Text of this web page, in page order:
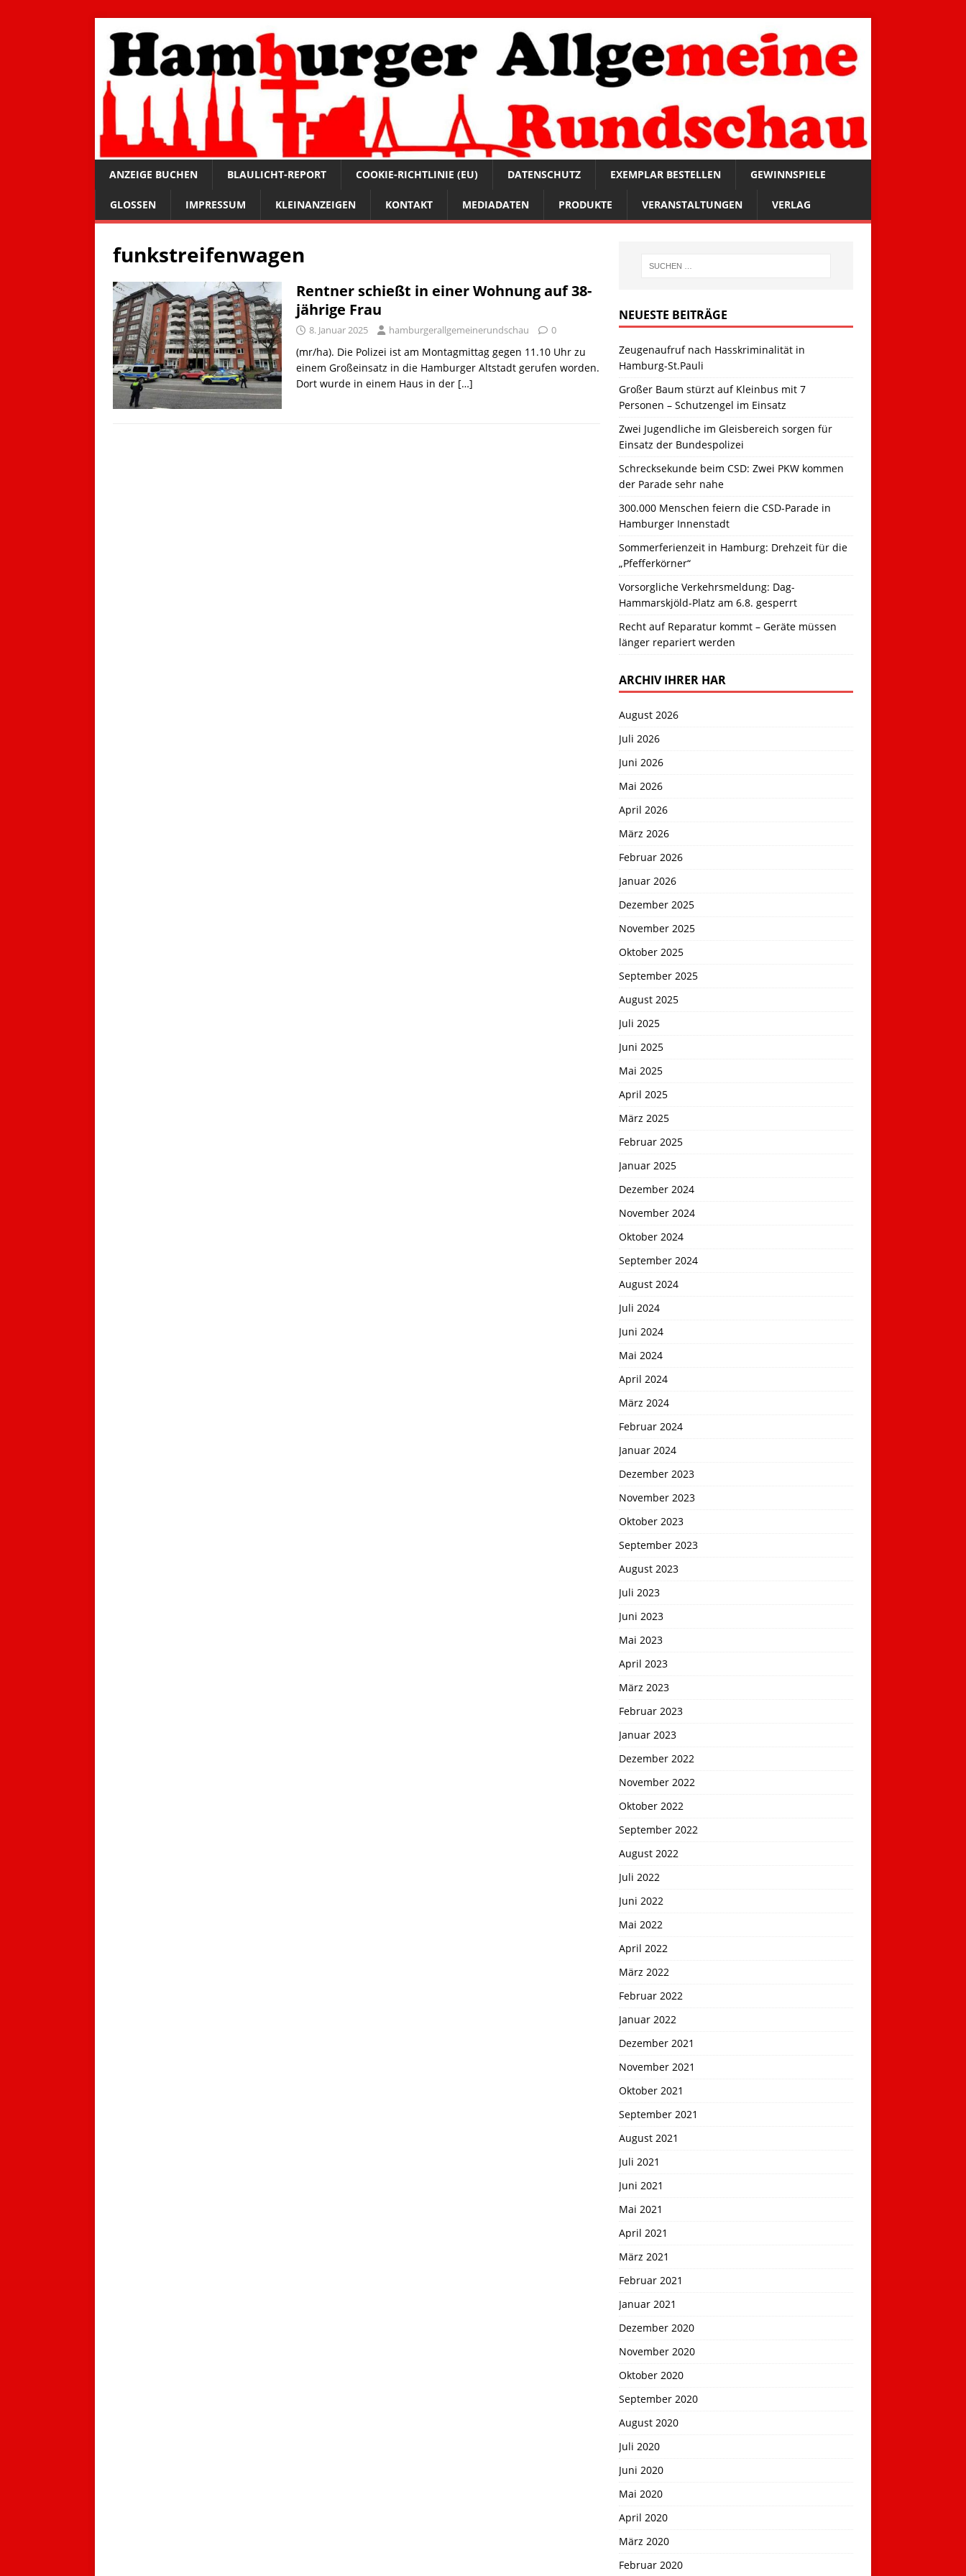
ANZEIGE BUCHEN BLAULICHT-REPORT COOKIE-RICHTLINIE (EU) DATENSCHUTZ EXEMPLAR BESTELLEN GEWINNSPIELE
GLOSSEN IMPRESSUM KLEINANZEIGEN KONTAKT MEDIADATEN PRODUKTE VERANSTALTUNGEN VERLAG
funkstreifenwagen
Rentner schießt in einer Wohnung auf 38-
jährige Frau
8. Januar 2025 hamburgerallgemeinerundschau 0
(mr/ha). Die Polizei ist am Montagmittag gegen 11.10 Uhr zu
einem Großeinsatz in die Hamburger Altstadt gerufen worden.
Dort wurde in einem Haus in der […]
NEUESTE BEITRÄGE
Zeugenaufruf nach Hasskriminalität in
Hamburg-St.Pauli
Großer Baum stürzt auf Kleinbus mit 7
Personen – Schutzengel im Einsatz
Zwei Jugendliche im Gleisbereich sorgen für
Einsatz der Bundespolizei
Schrecksekunde beim CSD: Zwei PKW kommen
der Parade sehr nahe
300.000 Menschen feiern die CSD-Parade in
Hamburger Innenstadt
Sommerferienzeit in Hamburg: Drehzeit für die
„Pfefferkörner“
Vorsorgliche Verkehrsmeldung: Dag-
Hammarskjöld-Platz am 6.8. gesperrt
Recht auf Reparatur kommt – Geräte müssen
länger repariert werden
ARCHIV IHRER HAR
August 2026
Juli 2026
Juni 2026
Mai 2026
April 2026
März 2026
Februar 2026
Januar 2026
Dezember 2025
November 2025
Oktober 2025
September 2025
August 2025
Juli 2025
Juni 2025
Mai 2025
April 2025
März 2025
Februar 2025
Januar 2025
Dezember 2024
November 2024
Oktober 2024
September 2024
August 2024
Juli 2024
Juni 2024
Mai 2024
April 2024
März 2024
Februar 2024
Januar 2024
Dezember 2023
November 2023
Oktober 2023
September 2023
August 2023
Juli 2023
Juni 2023
Mai 2023
April 2023
März 2023
Februar 2023
Januar 2023
Dezember 2022
November 2022
Oktober 2022
September 2022
August 2022
Juli 2022
Juni 2022
Mai 2022
April 2022
März 2022
Februar 2022
Januar 2022
Dezember 2021
November 2021
Oktober 2021
September 2021
August 2021
Juli 2021
Juni 2021
Mai 2021
April 2021
März 2021
Februar 2021
Januar 2021
Dezember 2020
November 2020
Oktober 2020
September 2020
August 2020
Juli 2020
Juni 2020
Mai 2020
April 2020
März 2020
Februar 2020